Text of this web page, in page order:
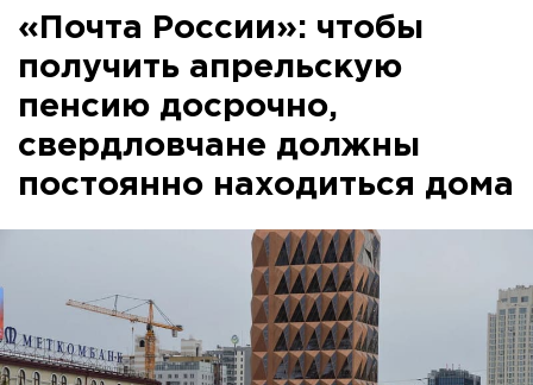
«Почта России»: чтобы
получить апрельскую
пенсию досрочно,
свердловчане должны
постоянно находиться дома